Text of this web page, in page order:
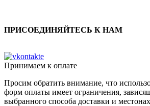
ПРИСОЕДИНЯЙТЕСЬ К НАМ
Принимаем к оплате
Просим обратить внимание, что
форм оплаты имеет ограничения,
выбранного способа доставки и